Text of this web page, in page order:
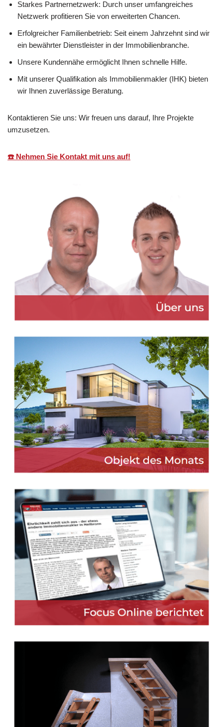
Starkes Partnernetzwerk: Durch unser umfangreiches
Netzwerk profitieren Sie von erweiterten Chancen.
Erfolgreicher Familienbetrieb: Seit einem Jahrzehnt sind wir
ein bewährter Dienstleister in der Immobilienbranche.
Unsere Kundennähe ermöglicht Ihnen schnelle Hilfe.
Mit unserer Qualifikation als Immobilienmakler (IHK) bieten
wir Ihnen zuverlässige Beratung.
Kontaktieren Sie uns: Wir freuen uns darauf, Ihre Projekte
umzusetzen.
☎️ Nehmen Sie Kontakt mit uns auf!